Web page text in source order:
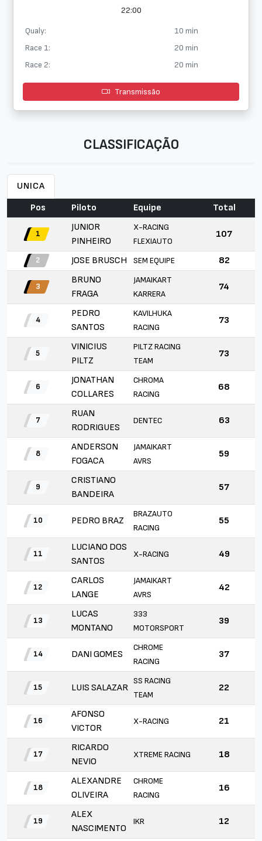
22:00
Qualy:
10 min
Race 1:
20 min
Race 2:
20 min
Transmissão
CLASSIFICAÇÃO
UNICA
Pos
Piloto Equipe Total
1
JUNIOR
PINHEIRO
X-RACING
FLEXIAUTO
107
2 JOSE BRUSCH SEM EQUIPE 82
3
BRUNO
FRAGA
JAMAIKART
KARRERA
74
4
PEDRO
SANTOS
KAVILHUKA
RACING
73
5
VINICIUS
PILTZ
PILTZ RACING
TEAM
73
6
JONATHAN
COLLARES
CHROMA
RACING
68
7
RUAN
RODRIGUES
DENTEC 63
8
ANDERSON
FOGACA
JAMAIKART
AVRS
59
9
CRISTIANO
BANDEIRA
57
10 PEDRO BRAZ
BRAZAUTO
RACING
55
11
LUCIANO DOS
SANTOS
X-RACING 49
12
CARLOS
LANGE
JAMAIKART
AVRS
42
13
LUCAS
MONTANO
333
MOTORSPORT
39
14 DANI GOMES
CHROME
RACING
37
15 LUIS SALAZAR
SS RACING
TEAM
22
16
AFONSO
VICTOR
X-RACING 21
17
RICARDO
NEVIO
XTREME RACING 18
18
ALEXANDRE
OLIVEIRA
CHROME
RACING
16
19
ALEX
NASCIMENTO
IKR 12